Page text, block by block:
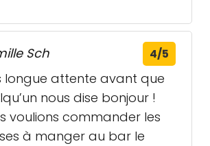
Sch 4/5
longue attente avant que
nous dise bonjour !
voulions commander les
à manger au bar le